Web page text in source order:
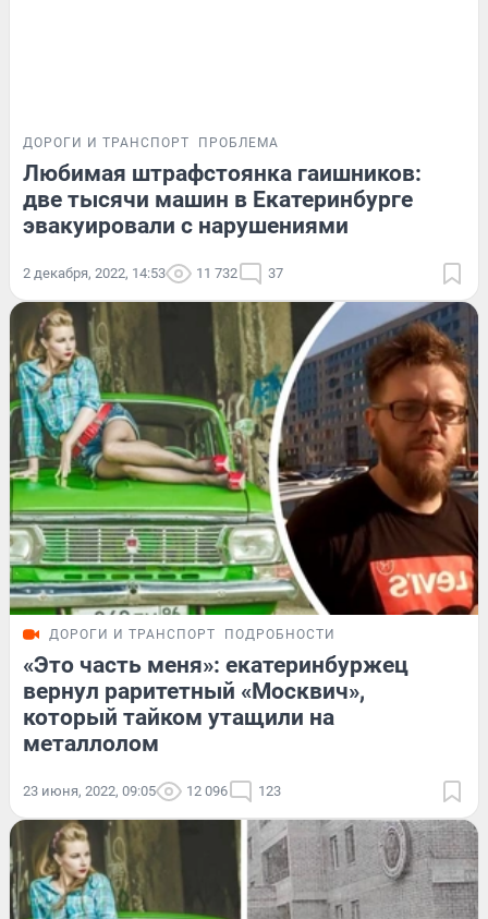
ДОРОГИ И ТРАНСПОРТ ПРОБЛЕМА
Любимая штрафстоянка гаишников:
две тысячи машин в Екатеринбурге
эвакуировали с нарушениями
2 декабря, 2022, 14:53 11 732 37
ДОРОГИ И ТРАНСПОРТ ПОДРОБНОСТИ
«Это часть меня»: екатеринбуржец
вернул раритетный «Москвич»,
который тайком утащили на
металлолом
23 июня, 2022, 09:05 12 096 123